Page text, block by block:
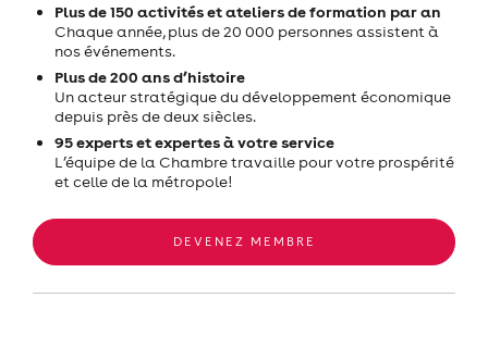
Plus de 150 activités et ateliers de formation par an
Chaque année, plus de 20 000 personnes assistent à
nos événements.
Plus de 200 ans d’histoire
Un acteur stratégique du développement économique
depuis près de deux siècles.
95 experts et expertes à votre service
L’équipe de la Chambre travaille pour votre prospérité
et celle de la métropole!
DEVENEZ MEMBRE